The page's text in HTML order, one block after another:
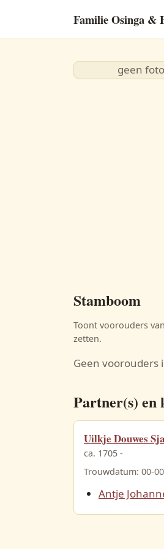
Familie Osinga &
geen foto
Stamboom
Toont voorouders
zetten.
Geen voorouders
Partner(s) en
Uilkje Douwes
ca. 1705 -
Trouwdatum: 00-
Antje